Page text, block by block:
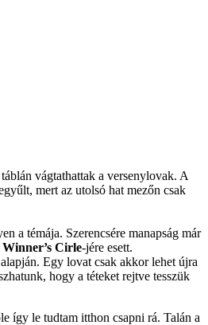
vágtathattak a versenylovak. A
mert az utolsó hat mezőn csak
a témája. Szerencsére manapság már
Cirle-jére esett.
Egy lovat csak akkor lehet újra
hogy a téteket rejtve tesszük
így le tudtam itthon csapni rá. Talán a